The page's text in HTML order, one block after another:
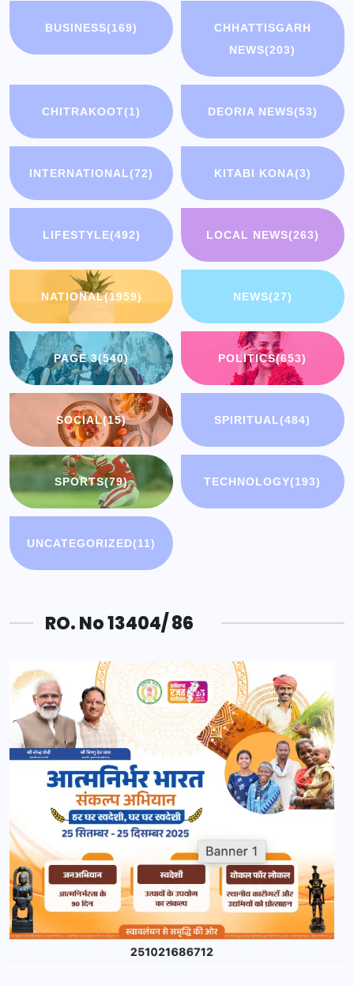
BUSINESS(169)
CHHATTISGARH
NEWS(203)
CHITRAKOOT(1) DEORIA NEWS(53)
INTERNATIONAL(72) KITABI KONA(3)
LIFESTYLE(492) LOCAL NEWS(263)
NATIONAL(1959) NEWS(27)
PAGE 3(540) POLITICS(653)
SOCIAL(15) SPIRITUAL(484)
SPORTS(79) TECHNOLOGY(193)
UNCATEGORIZED(11)
RO. No 13404/ 86